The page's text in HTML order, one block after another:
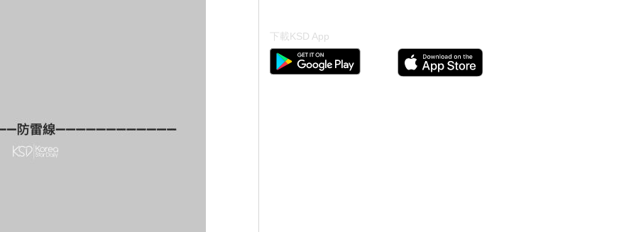
下載KSD App